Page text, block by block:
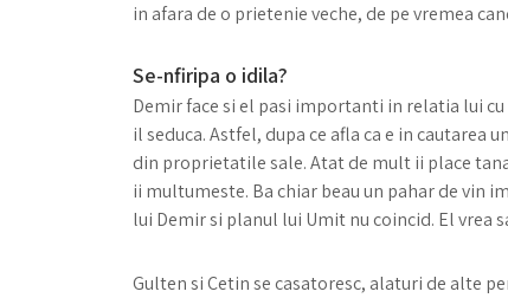
in afara de o prietenie veche, de pe vremea
Se-nfiripa o idila?
Demir face si el pasi importanti in relatia lui
il seduca. Astfel, dupa ce afla ca e in cautarea
din proprietatile sale. Atat de mult ii place
ii multumeste. Ba chiar beau un pahar de vin
lui Demir si planul lui Umit nu coincid. El vrea
Gulten si Cetin se casatoresc, alaturi de alte